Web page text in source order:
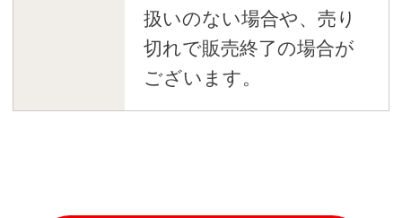
扱いのない場合や、売り
切れで販売終了の場合が
ございます。